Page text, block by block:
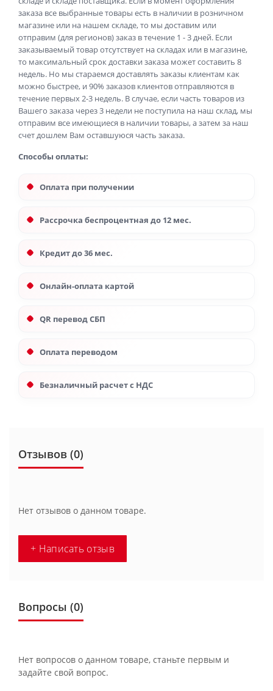
заказа все выбранные товары есть в наличии в розничном
магазине или на нашем складе, то мы доставим или
отправим (для регионов) заказ в течение 1 - 3 дней. Если
заказываемый товар отсутствует на складах или в магазине,
то максимальный срок доставки заказа может составить 8
недель. Но мы стараемся доставлять заказы клиентам как
можно быстрее, и 90% заказов клиентов отправляются в
течение первых 2-3 недель. В случае, если часть товаров из
Вашего заказа через 3 недели не поступила на наш склад, мы
отправим все имеющиеся в наличии товары, а затем за наш
счет дошлем Вам оставшуюся часть заказа.
Способы оплаты:
Оплата при получении
Рассрочка беспроцентная до 12 мес.
Кредит до 36 мес.
Онлайн-оплата картой
QR перевод СБП
Оплата переводом
Безналичный расчет с НДС
Отзывов (0)
Нет отзывов о данном товаре.
+ Написать отзыв
Вопросы (0)
Нет вопросов о данном товаре, станьте первым и
задайте свой вопрос.